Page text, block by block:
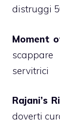
distruggi
Moment
servitrici
Rajani’s
doverti